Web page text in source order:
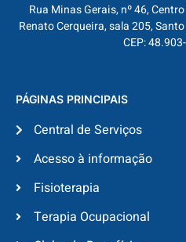
Rua Minas Gerais, nº 46,
Renato Cerqueira, sala 205,
CEP:
PÁGINAS PRINCIPAIS
Central de Serviços
Acesso à informação
Fisioterapia
Terapia Ocupacional